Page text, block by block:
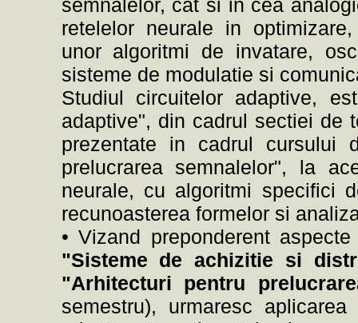
semnalelor, cat si in cea
retelelor neurale in
unor algoritmi de invatare,
sisteme de modulatie si
Studiul circuitelor adaptive,
adaptive", din cadrul sectiei de
prezentate in cadrul cursului
prelucrarea semnalelor", la
neurale, cu algoritmi specifici
recunoasterea formelor si
• Vizand preponderent
"Sisteme de achizitie si
"Arhitecturi pentru
semestru), urmaresc